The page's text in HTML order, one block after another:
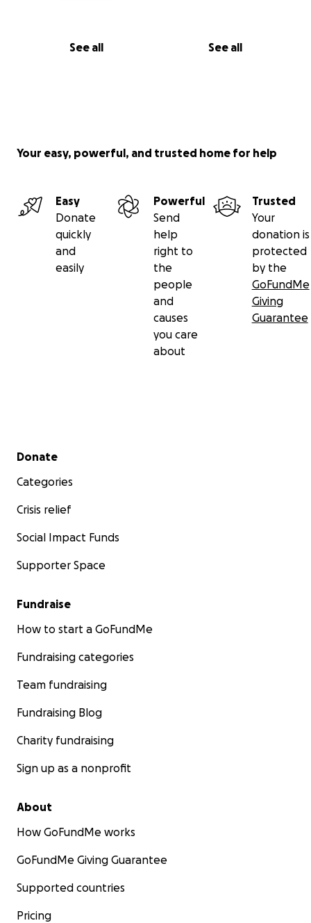
See all See all
Your easy, powerful, and trusted home for help
Easy
Donate
quickly
and
easily
Powerful
Send
help
right to
the
people
and
causes
you care
about
Trusted
Your
donation is
protected
by the
GoFundMe
Giving
Guarantee
Secondary menu
Donate
Categories
Crisis relief
Social Impact Funds
Supporter Space
Fundraise
How to start a GoFundMe
Fundraising categories
Team fundraising
Fundraising Blog
Charity fundraising
Sign up as a nonprofit
About
How GoFundMe works
GoFundMe Giving Guarantee
Supported countries
Pricing